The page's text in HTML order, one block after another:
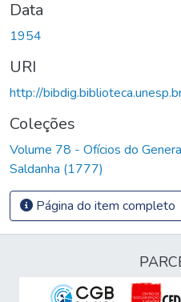
Data
1954
URI
http://
Coleções
Volume 78 - Ofícios do
Saldanha (1777)
Página do item completo